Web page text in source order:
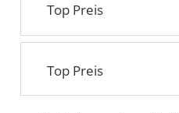
Top Preis
Top Preis